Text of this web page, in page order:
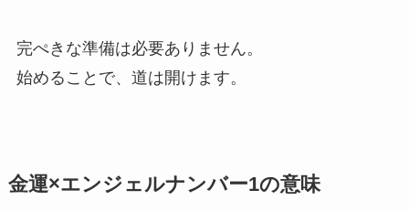
完ぺきな準備は必要ありません。
始めることで、道は開けます。
金運×エンジェルナンバー1の意味